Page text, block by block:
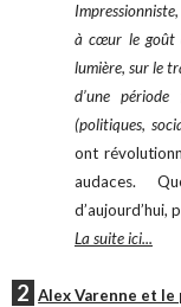
à cœur le goût
lumière, sur le
d’une
(politiques,
ont
audaces.
d’aujourd’hui,
La suite ici...
2 Alex Varenne et